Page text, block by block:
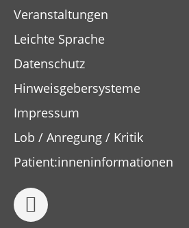
Veranstaltungen
Leichte Sprache
Datenschutz
Hinweisgebersysteme
Impressum
Lob / Anregung / Kritik
Patient:inneninformationen